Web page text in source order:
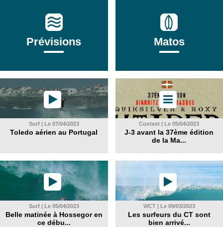
Prévisions Matos
Surf | Le 07/04/2023
Toledo aérien au Portugal
Contest | Le 05/04/2023
J-3 avant la 37ème édition
de la Ma...
Surf | Le 05/04/2023
Belle matinée à Hossegor en
ce débu...
WCT | Le 09/03/2023
Les surfeurs du CT sont
bien arrivé...